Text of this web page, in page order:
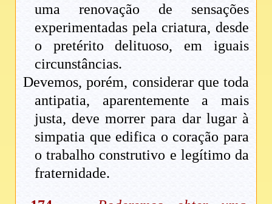
uma renovação de sensações
experimentadas pela criatura, desde
o pretérito delituoso, em iguais
circunstâncias.
Devemos, porém, considerar que toda
antipatia, aparentemente a mais
justa, deve morrer para dar lugar à
simpatia que edifica o coração para
o trabalho construtivo e legítimo da
fraternidade.